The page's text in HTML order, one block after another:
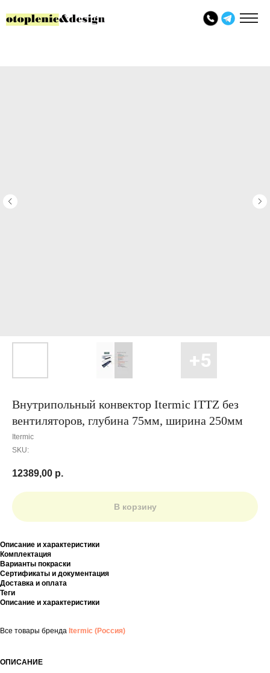
Внутрипольный конвектор Itermic ITTZ без
вентиляторов, глубина 75мм, ширина 250мм
Itermic
SKU:
12389,00 р.
В корзину
Описание и характеристики
Комплектация
Варианты покраски
Сертификаты и документация
Доставка и оплата
Теги
Описание и характеристики
Все товары бренда Itermic (Россия)
ОПИСАНИЕ